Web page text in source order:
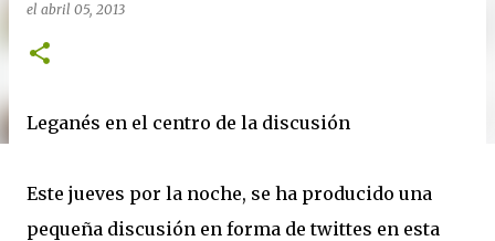
el abril 05, 2013
Leganés en el centro de la discusión
Este jueves por la noche, se ha producido una
pequeña discusión en forma de twittes en esta